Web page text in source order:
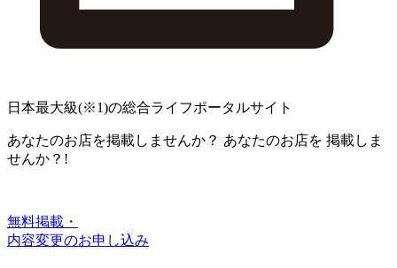
日本最大級(※1)の総合ライフポータルサイト
あなたのお店を掲載しませんか？ あなたのお店を 掲載しま
せんか？!
無料掲載・
内容変更のお申し込み